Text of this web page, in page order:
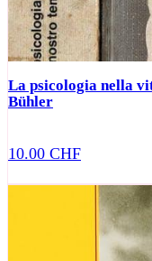
La psicologia nella
Bühler
10.00 CHF